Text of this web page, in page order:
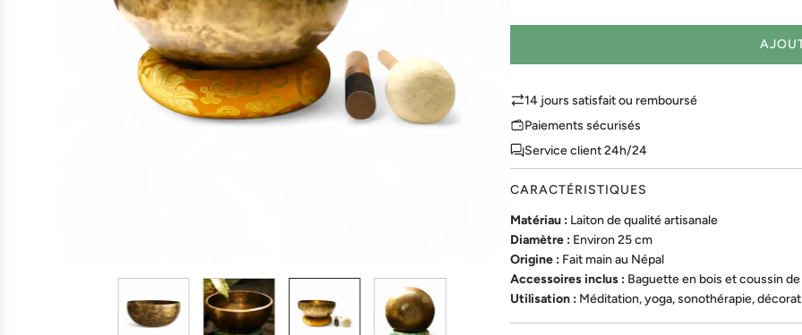
14 jours satisfait ou remboursé
Paiements sécurisés
Service client 24h/24
CARACTÉRISTIQUES
Matériau :Laiton de qualité artisanale
Diamètre :Environ 25 cm
Origine :Fait main au Népal
Accessoires inclus :Baguette en bois et coussin
Utilisation :Méditation, yoga, sonothérapie,